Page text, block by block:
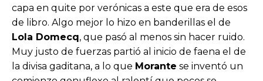
capa en quite por verónicas a este que era de esos
de libro. Algo mejor lo hizo en banderillas el de
Lola Domecq, que pasó al menos sin hacer ruido.
Muy justo de fuerzas partió al inicio de faena el de
la divisa gaditana, a lo que Morante se inventó un